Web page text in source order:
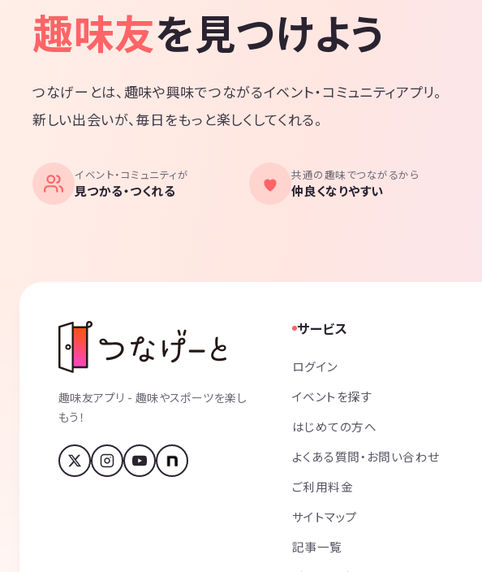
趣味友を見つけよう
つなげーとは、趣味や興味でつながるイベント・コミュニティアプリ。
新しい出会いが、毎日をもっと楽しくしてくれる。
イベント・コミュニティが
見つかる・つくれる
共通の趣味でつながるから
仲良くなりやすい
趣味友アプリ - 趣味やスポーツを楽し
もう！
サービス
ログイン
イベントを探す
はじめての方へ
よくある質問・お問い合わせ
ご利用料金
サイトマップ
記事一覧